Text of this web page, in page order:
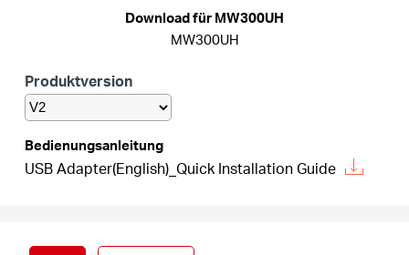
Download für MW300UH
MW300UH
Produktversion
Bedienungsanleitung
USB Adapter(English)_Quick Installation Guide